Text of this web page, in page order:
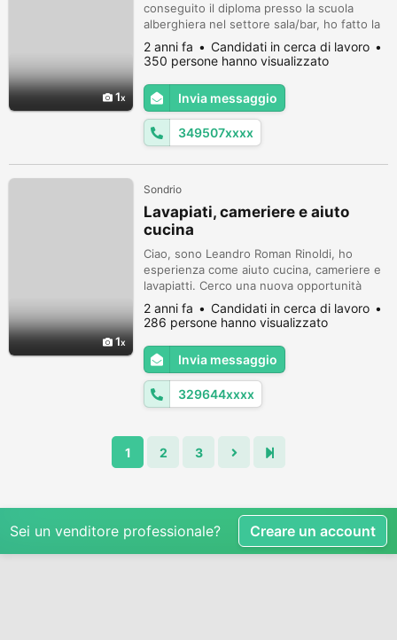
1
conseguito il diploma presso la scuola
alberghiera nel settore sala/bar, ho fatto la
mia prima esperienza lavorativa in Sardegna
per poi partire all'estero. Ho lavorato anche
in risto di alto livello. Ho lavorato in vari stati
europei ( Inghilterra , Francia , Germania e
Spagna) , specializzandomi in bartending ,
ho con...
2 anni fa
Candidati in cerca di lavoro
350 persone hanno visualizzato
Invia messaggio
349507xxxx
1
Sondrio
Lavapiati, cameriere e aiuto
cucina
Ciao, sono Leandro Roman Rinoldi, ho
esperienza come aiuto cucina, cameriere e
lavapiatti. Cerco una nuova opportunità
lavorativa per contribuire con la mia
dedizione e le mie capacità. Sono
disponibile ad apprendere e ad adattarmi
rapidamente a ciò che è richiesto. Cosa
cerco: Opportunità di lavoro nelle posizioni
di aiuto cucina, lavapiatti o cameriere. Al...
2 anni fa
Candidati in cerca di lavoro
286 persone hanno visualizzato
Invia messaggio
329644xxxx
1 2 3
Sei un venditore professionale? Creare un account